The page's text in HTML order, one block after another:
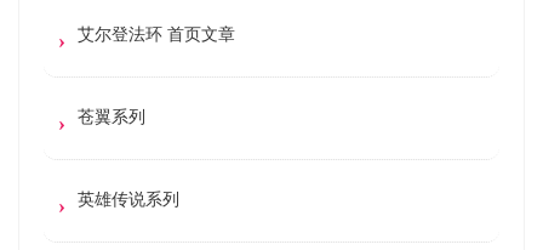
艾尔登法环 首页文章
苍翼系列
英雄传说系列